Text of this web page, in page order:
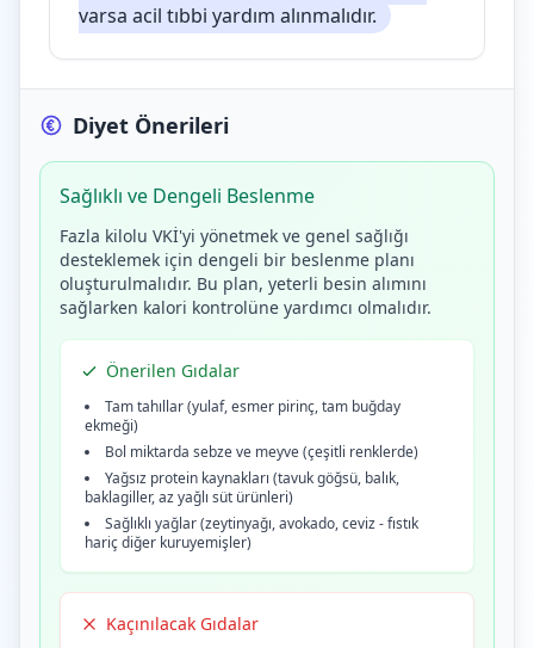
varsa acil tıbbi yardım alınmalıdır.
Diyet Önerileri
Sağlıklı ve Dengeli Beslenme
Fazla kilolu VKİ'yi yönetmek ve genel sağlığı
desteklemek için dengeli bir beslenme planı
oluşturulmalıdır. Bu plan, yeterli besin alımını
sağlarken kalori kontrolüne yardımcı olmalıdır.
Önerilen Gıdalar
Tam tahıllar (yulaf, esmer pirinç, tam buğday
ekmeği)
Bol miktarda sebze ve meyve (çeşitli renklerde)
Yağsız protein kaynakları (tavuk göğsü, balık,
baklagiller, az yağlı süt ürünleri)
Sağlıklı yağlar (zeytinyağı, avokado, ceviz - fıstık
hariç diğer kuruyemişler)
Kaçınılacak Gıdalar